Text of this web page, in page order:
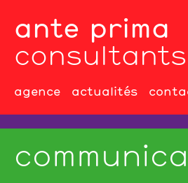
ante prima
consultants
agence actualités